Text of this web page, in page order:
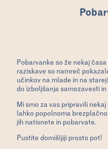
Pobarvanke so že nekaj
raziskave so namreč
učinkov na mlade in na
do izboljšanja samozavesti
Mi smo za vas pripravili
lahko popolnoma
jih natisnete in pobarvate.
Pustite domišljiji prosto pot!